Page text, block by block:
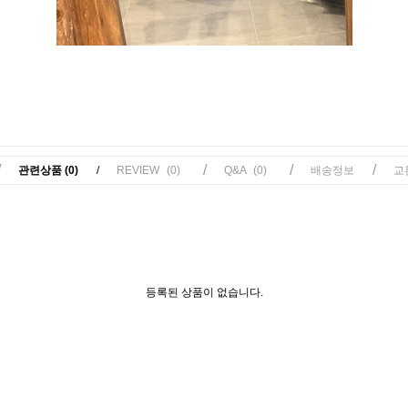
관련상품 (0) / REVIEW (0) / Q&A (0) / 배송정보 / 교
등록된 상품이 없습니다.